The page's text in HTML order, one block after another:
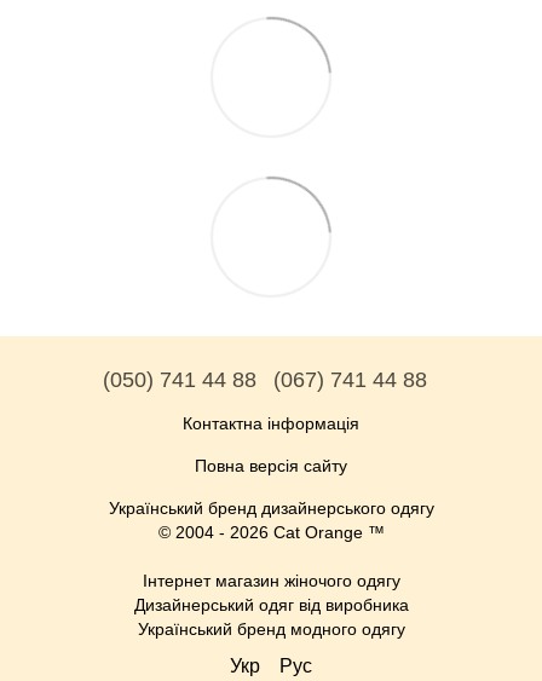
(050) 741 44 88 (067) 741 44 88
Контактна інформація
Повна версія сайту
Український бренд дизайнерського одягу
© 2004 - 2026 Cat Orange ™
Інтернет магазин жіночого одягу
Дизайнерський одяг від виробника
Український бренд модного одягу
Укр Рус